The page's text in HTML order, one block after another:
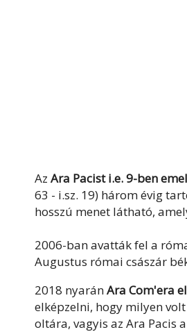
Az Ara Pacist i.e. 9-ben
63 - i.sz. 19) három évig
hosszú menet látható,
2006-ban avatták fel a
Augustus római császár
2018 nyaránAra Com'era
elképzelni, hogy milyen
oltára, vagyis az Ara Pacis